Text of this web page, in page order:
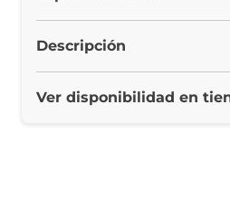
Descripción
Ver disponibilidad en